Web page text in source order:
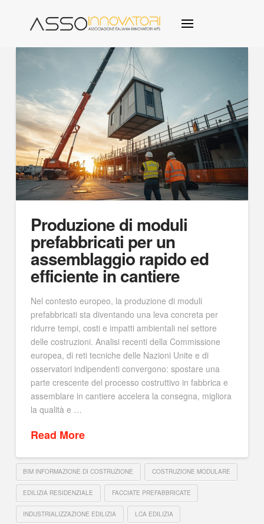
Produzione di moduli
prefabbricati per un
assemblaggio rapido ed
efficiente in cantiere
Nel contesto europeo, la produzione di moduli
prefabbricati sta diventando una leva concreta per
ridurre tempi, costi e impatti ambientali nel settore
delle costruzioni. Analisi recenti della Commissione
europea, di reti tecniche delle Nazioni Unite e di
osservatori indipendenti convergono: spostare una
parte crescente del processo costruttivo in fabbrica e
assemblare in cantiere accelera la consegna, migliora
la qualità e …
Read More
BIM INFORMAZIONE DI COSTRUZIONE COSTRUZIONE MODULARE
EDILIZIA RESIDENZIALE FACCIATE PREFABBRICATE
INDUSTRIALIZZAZIONE EDILIZIA LCA EDILIZIA